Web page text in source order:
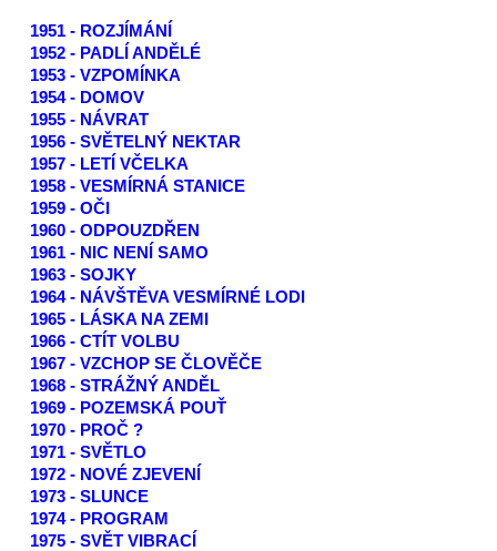
1951 - ROZJÍMÁNÍ
1952 - PADLÍ ANDĚLÉ
1953 - VZPOMÍNKA
1954 - DOMOV
1955 - NÁVRAT
1956 - SVĚTELNÝ NEKTAR
1957 - LETÍ VČELKA
1958 - VESMÍRNÁ STANICE
1959 - OČI
1960 - ODPOUZDŘEN
1961 - NIC NENÍ SAMO
1963 - SOJKY
1964 - NÁVŠTĚVA VESMÍRNÉ LODI
1965 - LÁSKA NA ZEMI
1966 - CTÍT VOLBU
1967 - VZCHOP SE ČLOVĚČE
1968 - STRÁŽNÝ ANDĚL
1969 - POZEMSKÁ POUŤ
1970 - PROČ ?
1971 - SVĚTLO
1972 - NOVÉ ZJEVENÍ
1973 - SLUNCE
1974 - PROGRAM
1975 - SVĚT VIBRACÍ